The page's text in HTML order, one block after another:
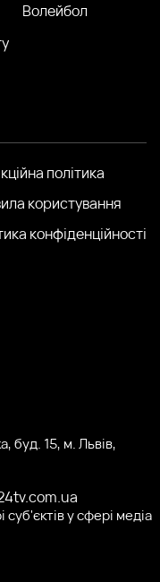
Волейбол
політика
користування
конфіденційності
буд. 15, м. Львів,
у сфері медіа